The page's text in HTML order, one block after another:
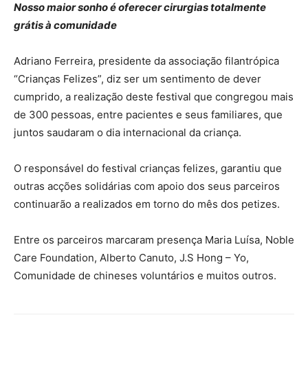
Nosso maior sonho é oferecer cirurgias totalmente
grátis à comunidade
Adriano Ferreira, presidente da associação filantrópica
“Crianças Felizes”, diz ser um sentimento de dever
cumprido, a realização deste festival que congregou mais
de 300 pessoas, entre pacientes e seus familiares, que
juntos saudaram o dia internacional da criança.
O responsável do festival crianças felizes, garantiu que
outras acções solidárias com apoio dos seus parceiros
continuarão a realizados em torno do mês dos petizes.
Entre os parceiros marcaram presença Maria Luísa, Noble
Care Foundation, Alberto Canuto, J.S Hong – Yo,
Comunidade de chineses voluntários e muitos outros.